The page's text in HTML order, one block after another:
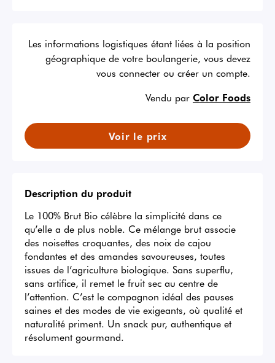
Les informations logistiques étant liées à la position
géographique de votre boulangerie, vous devez
vous connecter ou créer un compte.
Vendu par Color Foods
Voir le prix
Description du produit
Le 100% Brut Bio célèbre la simplicité dans ce
qu’elle a de plus noble. Ce mélange brut associe
des noisettes croquantes, des noix de cajou
fondantes et des amandes savoureuses, toutes
issues de l’agriculture biologique. Sans superflu,
sans artifice, il remet le fruit sec au centre de
l’attention. C’est le compagnon idéal des pauses
saines et des modes de vie exigeants, où qualité et
naturalité priment. Un snack pur, authentique et
résolument gourmand.